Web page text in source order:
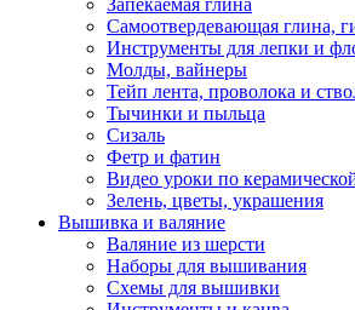
Самоотвердевающая глина,
Инструменты для лепки и
Молды, вайнеры
Тейп лента, проволока и
Тычинки и пыльца
Сизаль
Фетр и фатин
Видео уроки по
Зелень, цветы, украшения
Вышивка и валяние
Валяние из шерсти
Наборы для вышивания
Схемы для вышивки